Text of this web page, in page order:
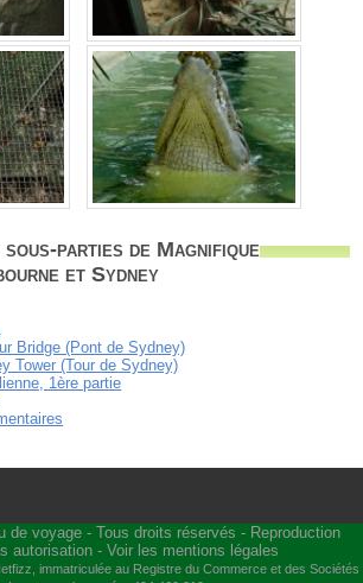
parties de Magnifique
et Sydney
Bridge (Pont de Sydney)
Tower (Tour de Sydney)
1ère partie
de voyage- Tous droits réservés - Reproduction
autorisation - Voir les mentions légales
, immatriculée au Registre du Commerce et des Sociétés